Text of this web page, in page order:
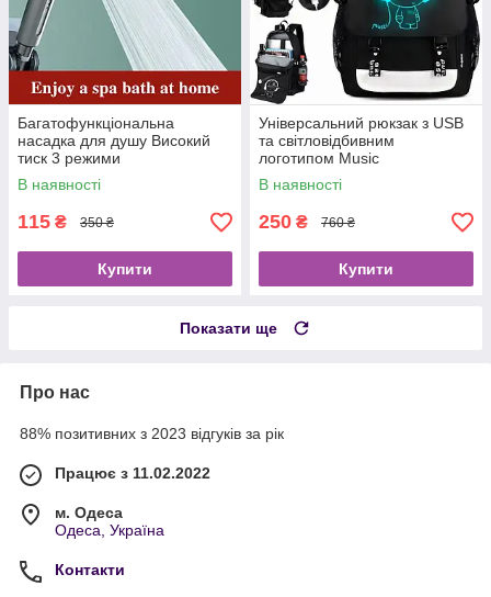
Багатофункціональна
насадка для душу Високий
тиск 3 режими
В наявності
115 ₴ 350 ₴
Купити
Універсальний рюкзак з USB
та світловідбивним
логотипом Music
В наявності
250 ₴ 760 ₴
Купити
Показати ще
Про нас
88% позитивних з 2023 відгуків за рік
Працює з 11.02.2022
м. Одеса
Одеса, Україна
Контакти